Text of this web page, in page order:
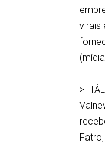
virais
>